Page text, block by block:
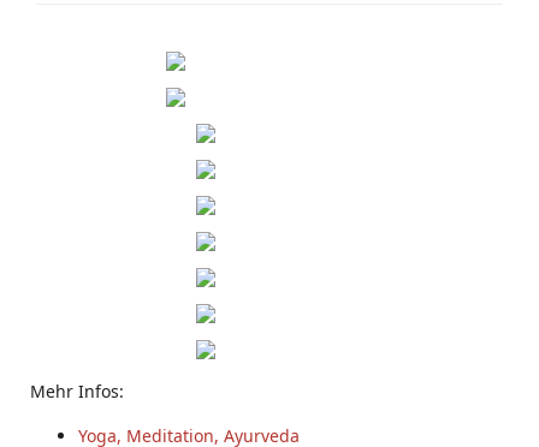
Mehr Infos:
Yoga, Meditation, Ayurveda